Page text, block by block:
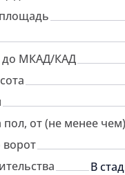
до МКАД/КАД
пол, от (не менее чем)
ворот
В